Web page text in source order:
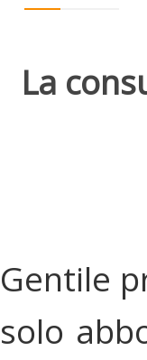
La
Gentile
solo